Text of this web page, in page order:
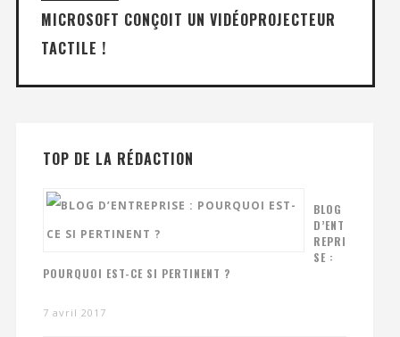
MICROSOFT CONÇOIT UN VIDÉOPROJECTEUR
TACTILE !
TOP DE LA RÉDACTION
BLOG
D’ENT
REPRI
SE :
POURQUOI EST-CE SI PERTINENT ?
7 avril 2017